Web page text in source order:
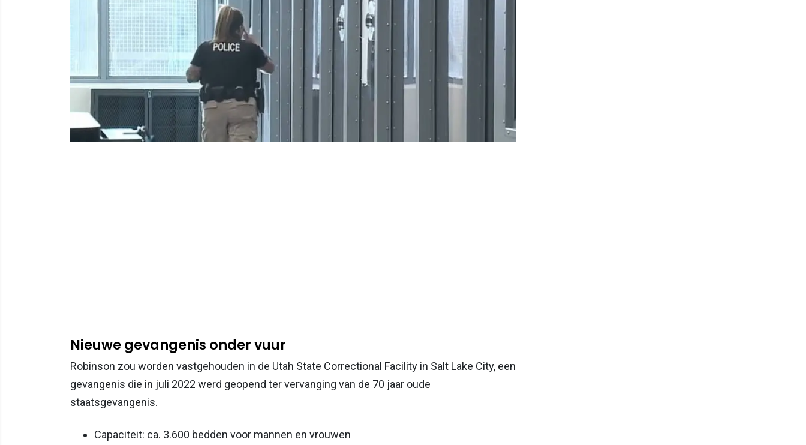
Nieuwe gevangenis onder vuur
Robinson zou worden vastgehouden in de Utah State Correctional Facility in Salt Lake City, een
gevangenis die in juli 2022 werd geopend ter vervanging van de 70 jaar oude
staatsgevangenis.
Capaciteit: ca. 3.600 bedden voor mannen en vrouwen